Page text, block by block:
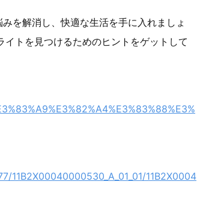
を解消し、快適な生活を手に入れましょ
トを見つけるためのヒントをゲットして
11B2X0004